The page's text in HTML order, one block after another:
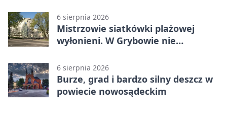
6 sierpnia 2026
Mistrzowie siatkówki plażowej
wyłonieni. W Grybowie nie
6 sierpnia 2026
Burze, grad i bardzo silny deszcz w
powiecie nowosądeckim